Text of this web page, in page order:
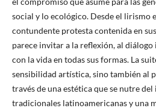
social y lo ecológico. Desde el lirismo
contundente protesta contenida en
parece invitar a la reflexión, al
con la vida en todas sus formas. La
sensibilidad artística, sino también al
través de una estética que se nutre
tradicionales latinoamericanas y una